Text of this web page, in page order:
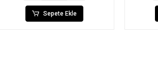
Sepete Ekle